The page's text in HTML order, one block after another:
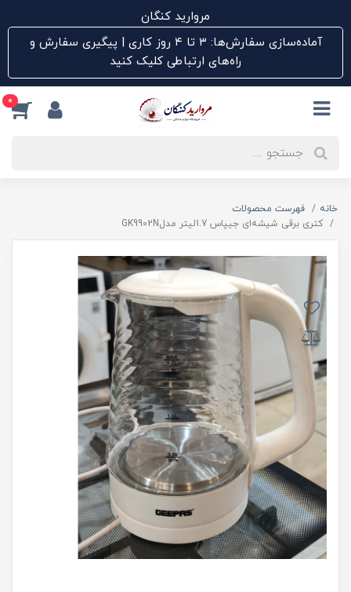
مروارید کنگان
آماده‌سازی سفارش‌ها: ۳ تا ۴ روز کاری | پیگیری سفارش و
راه‌های ارتباطی کلیک کنید
0
خانه
فهرست محصولات
کتری برقی شیشه‌ای جیپاس 1.7لیتر مدلGK9902N